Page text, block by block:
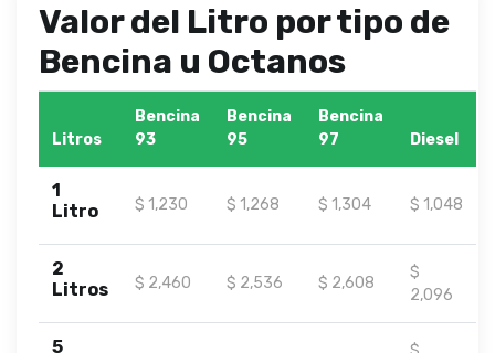
Valor del Litro por tipo de
Bencina u Octanos
Litros
Bencina
93
Bencina
95
Bencina
97
Diesel
1
Litro
$ 1,230 $ 1,268 $ 1,304 $ 1,048
2
Litros
$ 2,460 $ 2,536 $ 2,608
$
2,096
5